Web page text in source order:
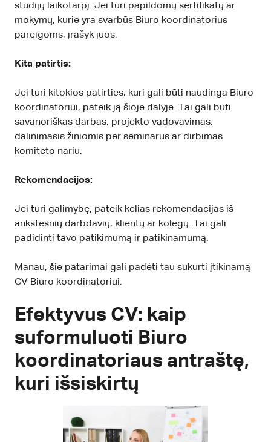
studijų laikotarpį. Jei turi papildomų sertifikatų ar
mokymų, kurie yra svarbūs Biuro koordinatorius
pareigoms, įrašyk juos.
Kita patirtis:
Jei turi kitokios patirties, kuri gali būti naudinga Biuro
koordinatoriui, pateik ją šioje dalyje. Tai gali būti
savanoriškas darbas, projekto vadovavimas,
dalinimasis žiniomis per seminarus ar dirbimas
komiteto nariu.
Rekomendacijos:
Jei turi galimybę, pateik kelias rekomendacijas iš
ankstesnių darbdavių, klientų ar kolegų. Tai gali
padidinti tavo patikimumą ir patikinamumą.
Manau, šie patarimai gali padėti tau sukurti įtikinamą
CV Biuro koordinatoriui.
Efektyvus CV: kaip
suformuluoti Biuro
koordinatoriaus antraštę,
kuri išsiskirtų